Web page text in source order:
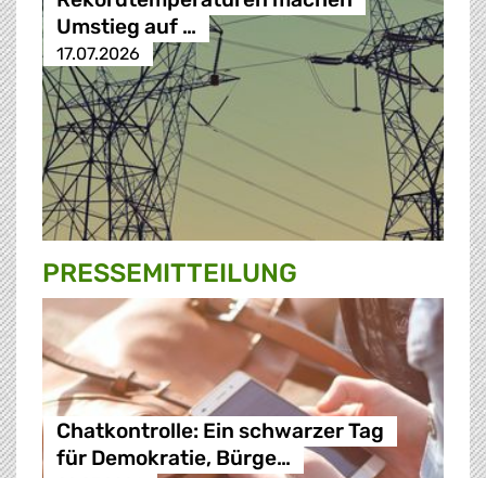
Umstieg auf …
17.07.2026
PRESSE­MITTEILUNG
Chatkontrolle: Ein schwarzer Tag
für Demokratie, Bürge…